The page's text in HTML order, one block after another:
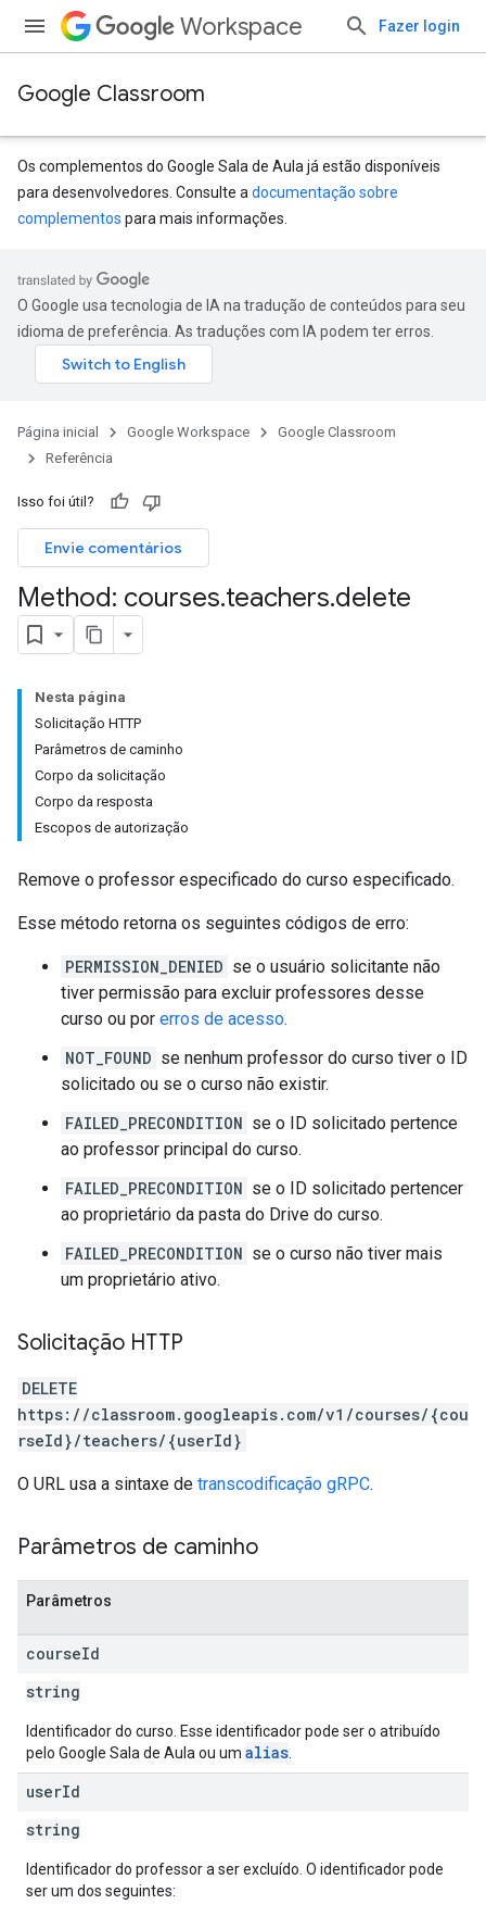
Workspace Fazer login
Google Classroom
Os complementos do Google Sala de Aula já estão disponíveis
para desenvolvedores. Consulte a documentação sobre
complementos para mais informações.
O Google usa tecnologia de IA na tradução de conteúdos para seu
idioma de preferência. As traduções com IA podem ter erros.
Página inicial Google Workspace
Google Classroom
Referência
Isso foi útil?
Envie comentários
Method: courses.teachers.delete
Nesta página
Solicitação HTTP
Parâmetros de caminho
Corpo da solicitação
Corpo da resposta
Escopos de autorização
Remove o professor especificado do curso especificado.
Esse método retorna os seguintes códigos de erro:
PERMISSION_DENIED se o usuário solicitante não
tiver permissão para excluir professores desse
curso ou por erros de acesso.
NOT_FOUND se nenhum professor do curso tiver o ID
solicitado ou se o curso não existir.
FAILED_PRECONDITION se o ID solicitado pertence
ao professor principal do curso.
FAILED_PRECONDITION se o ID solicitado pertencer
ao proprietário da pasta do Drive do curso.
FAILED_PRECONDITION se o curso não tiver mais
um proprietário ativo.
Solicitação HTTP
DELETE
https://classroom.googleapis.com/v1/courses/{cou
rseId}/teachers/{userId}
O URL usa a sintaxe de transcodificação gRPC.
Parâmetros de caminho
Parâmetros
courseId
string
Identificador do curso. Esse identificador pode ser o atribuído
pelo Google Sala de Aula ou um alias
userId
string
Identificador do professor a ser excluído. O identificador pode
ser um dos seguintes: